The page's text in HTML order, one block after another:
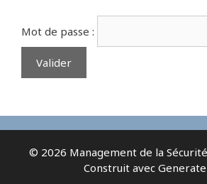
Mot de passe :
© 2026 Management de la
Construit avec